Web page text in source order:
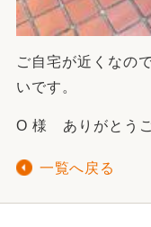
ご自宅が近くなの
いです。
O 様 ありがとう
一覧へ戻る